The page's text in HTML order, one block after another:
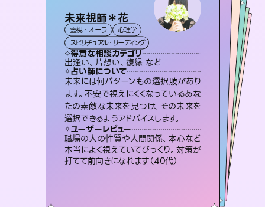
未来視師＊花
霊視・オーラ
心理学
スピリチュアル・リーディング
得意な相談カテゴリ
出逢い、片想い、復縁 など
占い師について
未来には何パターンもの選択肢があり
ます。不安で視えにくくなっているあな
たの素敵な未来を見つけ、その未来を
選択できるようアドバイスします。
ユーザーレビュー
職場の人の性質や人間関係、本心など
本当によく視えていてびっくり。対策が
打てて前向きになれます（40代）
アイリス -iris-
西洋占星術 タロット
ルーン
得意な相談カテゴリ
恋愛総合、片想い、二人の未来 など
占い師について
復縁、恋愛、不倫の行方、同性愛や片
思い、仕事関係や借金問題まで知りた
いことや心の負担になっていることを
紐解き、背中をそっと押して導きます。
ユーザーレビュー
安心感のあり、言い切ってくれる所や濁
さない鑑定のおかげで、毎回自分の気
持ちを整えられます（30代 男性）
おう 霊感オラクル
霊視・オーラ
オラクルカード
得意な相談カテゴリ
恋愛総合、あの人の気持ち など
占い師について
霊視×オラクルカードを使って「今」と
「未来」そして「気になるあの人の気持
ち」まで丁寧に読み解き、恋や人生のヒ
ントを優しく引き出します。
ユーザーレビュー
不安な気持ちが嘘みたいに晴れまし
た…！よく視えていらっしゃるんだなと
感じました（40代 女性）
彗望（すいぼう
霊視・オーラ
スピリチュアル・リーディング
得意な相談カテゴリ
片想い、あの人の気持ち、復縁 など
占い師について
3,700年以上の歴史を持つ東洋最古の占術「易占」で詳細まで占い、幸せへ向かう道筋を示します。厳しい結果にも具体的な対策をお伝えします。
ユーザーレビュー
複雑な背景もしっかり聞いて鑑定して
いただけました。気持ちが楽になりまし
た（50代 女性）
セラピスト理恵
霊視・オーラ
スピリチュアル・リーディング
得意な相談カテゴリ
片想い、二人の未来、年の差 など
占い師について
連絡再開、復縁、成就などの報告実績
多数。セラピストとして2万超の施術経
験があるからこそできる鑑定で、より良
い未来をサポートします。
ユーザーレビュー
とても心温まる鑑定でした。しかもこち
らは何も言っていないのに視えていらっ
しゃるんだなと驚きです（30代女性）
桃源珠羽
霊視・オーラ タロット
スピリチュアル・リーディング
得意な相談カテゴリ
片想い、あの人の気持ち、復縁 など
占い師について
恋愛のお悩みの中でも特に「曖昧な関
係」の相談を得意としており、友達以上
恋人未満なお相手との今後や本音を丁
寧に読み解き恋愛成就へと導きます。
ユーザーレビュー
鑑定していただいてアドバイス通りに行
動すると仲が復活してきました。ありが
とうございました（40代 女性）